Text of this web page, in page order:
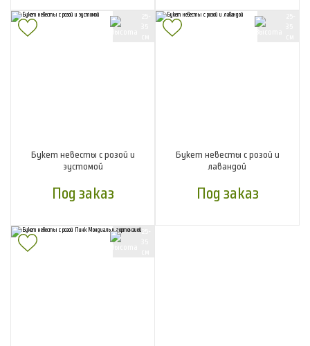
Букет невесты с розой и
эустомой
Под заказ
Букет невесты с розой и
лавандой
Под заказ